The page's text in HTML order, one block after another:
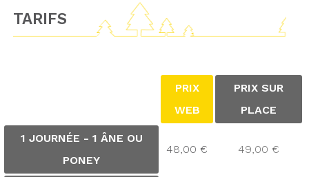
TARIFS
PRIX
WEB
PRIX SUR
PLACE
1 JOURNÉE - 1 ÂNE OU
PONEY
48,00 € 49,00 €